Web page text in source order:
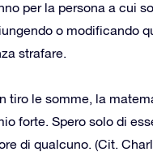
per la persona a cui
o modificando
strafare.
tiro le somme, la
forte. Spero solo di
di qualcuno. (Cit.